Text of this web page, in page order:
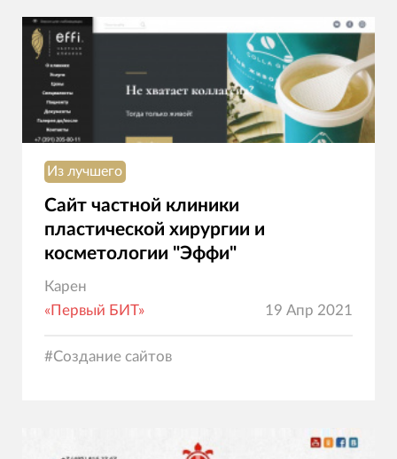
Из лучшего
Сайт частной клиники
пластической хирургии и
косметологии "Эффи"
Карен
«Первый БИТ»
19 Апр 2021
#Создание сайтов